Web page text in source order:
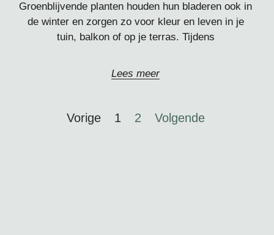
Groenblijvende planten houden hun bladeren ook in
de winter en zorgen zo voor kleur en leven in je
tuin, balkon of op je terras. Tijdens
Lees meer
Vorige 1 2 Volgende